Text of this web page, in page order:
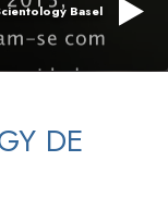
Basel
DE